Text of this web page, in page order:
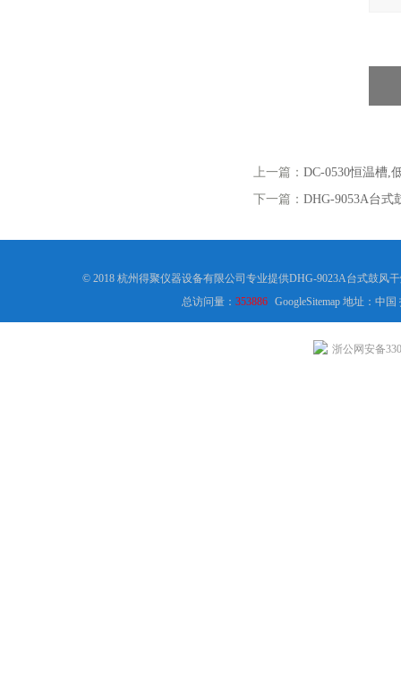
上一篇： DC-0530恒温槽,
下一篇： DHG-9053A台式
© 2018 杭州得聚仪器设备有限公司专业提供DHG-9023A台式鼓风
总访问量：353886 GoogleSitemap地址：中国
浙公网安备